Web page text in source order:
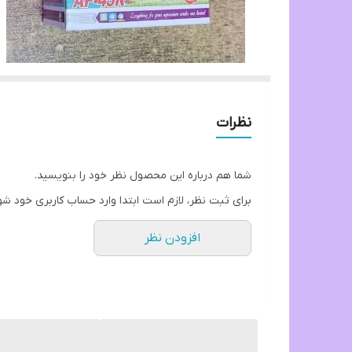
نظرات
شما هم درباره این محصول نظر خود را بنویسید.
برای ثبت نظر، لازم است ابتدا وارد حساب کاربری خود
افزودن نظر